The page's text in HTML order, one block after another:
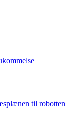
til robotten